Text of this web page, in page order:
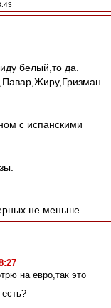
белый,то да.
с испанскими
не меньше.
на евро,так это